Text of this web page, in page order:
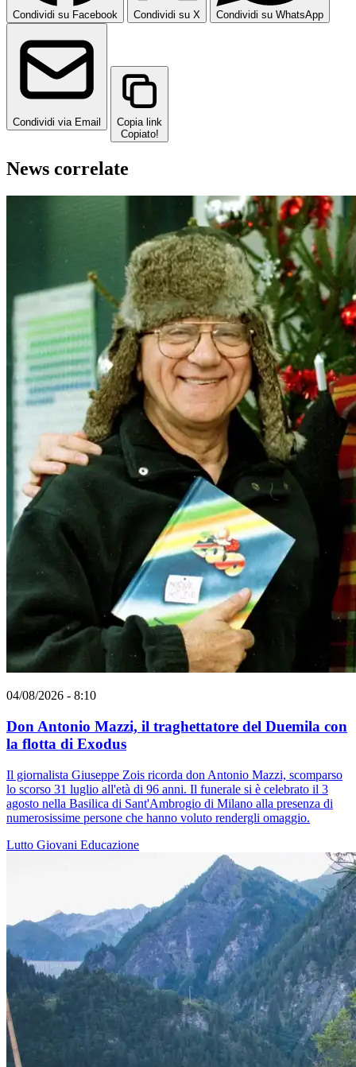
Condividi su Facebook Condividi su X Condividi su WhatsApp
Condividi via Email
Copia link
Copiato!
News correlate
04/08/2026 - 8:10
Don Antonio Mazzi, il traghettatore del Duemila con
la flotta di Exodus
Il giornalista Giuseppe Zois ricorda don Antonio Mazzi, scomparso
lo scorso 31 luglio all'età di 96 anni. Il funerale si è celebrato il 3
agosto nella Basilica di Sant'Ambrogio di Milano alla presenza di
numerosissime persone che hanno voluto rendergli omaggio.
Lutto Giovani Educazione